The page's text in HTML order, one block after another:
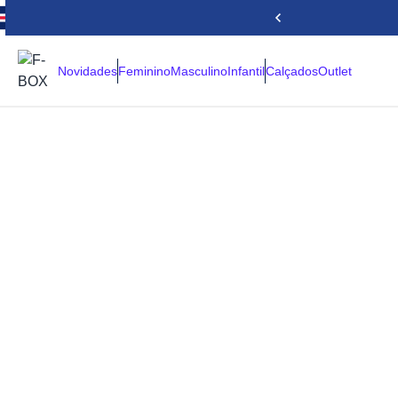
NovidadesFemininoMasculinoInfantilCalçadosOutlet